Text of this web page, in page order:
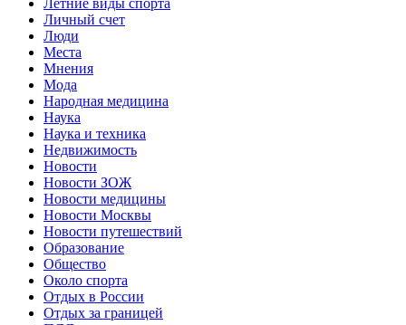
Личный счет
Люди
Места
Мнения
Мода
Народная медицина
Наука
Наука и техника
Недвижимость
Новости
Новости ЗОЖ
Новости медицины
Новости Москвы
Новости путешествий
Образование
Общество
Около спорта
Отдых в России
Отдых за границей